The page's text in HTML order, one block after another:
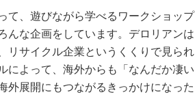
、遊びながら学べるワークショップ
んな企画をしています。デロリアンは
リサイクル企業というくくりで見られ
によって、海外からも「なんだか凄い
外展開にもつながるきっかけになった